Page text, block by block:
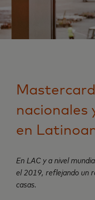
nacionales
en
En LAC y a nivel
el 2019, reflejando un
casas.